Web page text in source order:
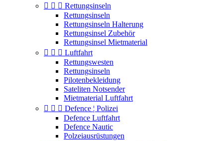
   Rettungsinseln
Rettungsinseln
Rettungsinseln Halterung
Rettungsinsel Zubehör
Rettungsinsel Mietmaterial
   Luftfahrt
Rettungswesten
Rettungsinseln
Pilotenbekleidung
Sateliten Notsender
Mietmaterial Luftfahrt
   Defence ¦ Polizei
Defence Luftfahrt
Defence Nautic
Polzeiausrüstungen